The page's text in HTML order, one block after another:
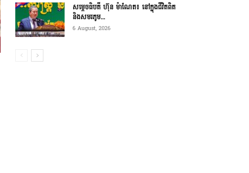
សម្តេចធិបតី ហ៊ុន ម៉ាណែត៖ នៅក្នុងជីវិតពិត
និងសមរភូម...
6 August, 2026